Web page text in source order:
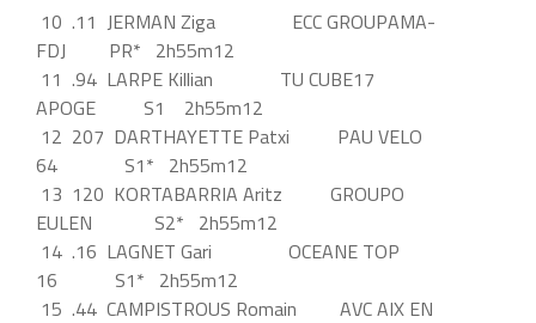
10 .11 JERMAN Ziga ECC GROUPAMA-
FDJ PR* 2h55m12
11 .94 LARPE Killian TU CUBE17
APOGE S1 2h55m12
12 207 DARTHAYETTE Patxi PAU VELO
64 S1* 2h55m12
13 120 KORTABARRIA Aritz GROUPO
EULEN S2* 2h55m12
14 .16 LAGNET Gari OCEANE TOP
16 S1* 2h55m12
15 .44 CAMPISTROUS Romain AVC AIX EN